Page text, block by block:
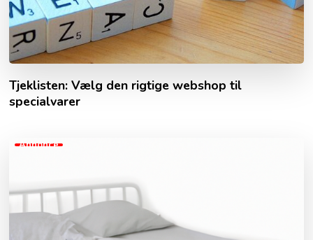
Tjeklisten: Vælg den rigtige webshop til
specialvarer
Annonce